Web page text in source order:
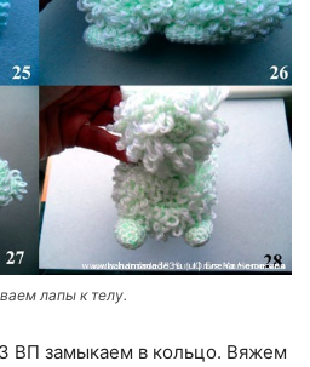
лапы к телу.
ВП замыкаем в кольцо. Вяжем